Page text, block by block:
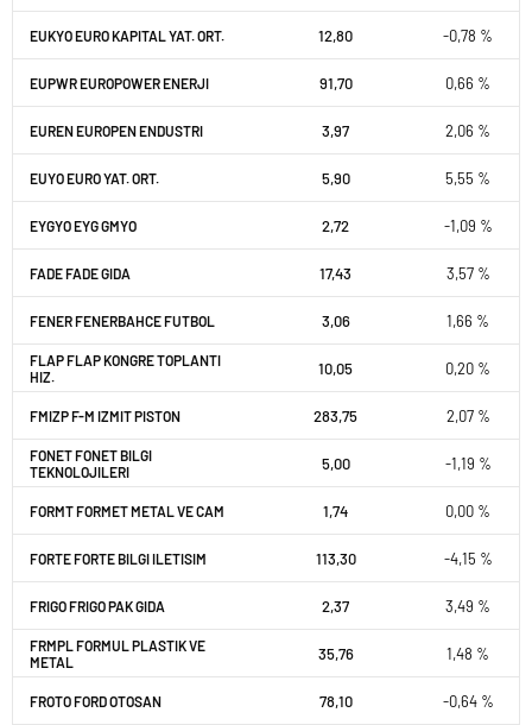
EUKYO EURO KAPITAL YAT. ORT. 12,80 -0,78 %
EUPWR EUROPOWER ENERJI 91,70 0,66 %
EUREN EUROPEN ENDUSTRI 3,97 2,06 %
EUYO EURO YAT. ORT. 5,90 5,55 %
EYGYO EYG GMYO 2,72 -1,09 %
FADE FADE GIDA 17,43 3,57 %
FENER FENERBAHCE FUTBOL 3,06 1,66 %
FLAP FLAP KONGRE TOPLANTI
HIZ.
10,05 0,20 %
FMIZP F-M IZMIT PISTON 283,75 2,07 %
FONET FONET BILGI
TEKNOLOJILERI
5,00 -1,19 %
FORMT FORMET METAL VE CAM 1,74 0,00 %
FORTE FORTE BILGI ILETISIM 113,30 -4,15 %
FRIGO FRIGO PAK GIDA 2,37 3,49 %
FRMPL FORMUL PLASTIK VE
METAL
35,76 1,48 %
FROTO FORD OTOSAN 78,10 -0,64 %